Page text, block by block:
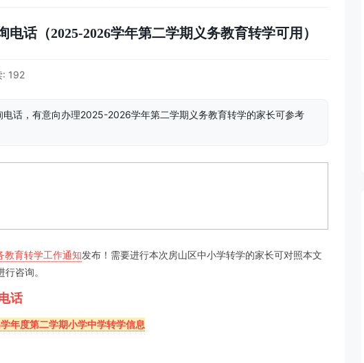
话（2025-2026学年第二学期义务教育转学可用）
: 192
话，有意向办理2025-2026学年第二学期义务教育转学的家长可参考
教育转学工作通知发布！需要进行本次房山区中小学转学的家长可对照本文
咨询。
话
年度第二学期小学中学转学信息